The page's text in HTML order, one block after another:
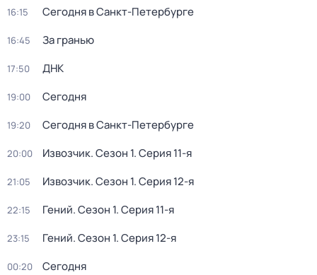
16:15 Сегодня в Санкт-Петербурге
16:45 За гранью
17:50 ДНК
19:00 Сегодня
19:20 Сегодня в Санкт-Петербурге
20:00 Извозчик. Сезон 1. Серия 11-я
21:05 Извозчик. Сезон 1. Серия 12-я
22:15 Гений. Сезон 1. Серия 11-я
23:15 Гений. Сезон 1. Серия 12-я
00:20 Сегодня